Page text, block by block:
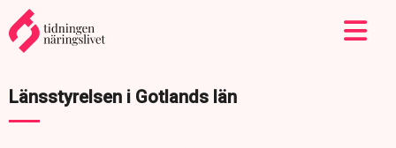
Länsstyrelsen i Gotlands län